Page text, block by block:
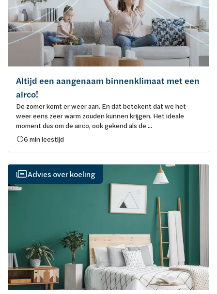
Altijd een aangenaam binnenklimaat met een
airco!
De zomer komt er weer aan. En dat betekent dat we het
weer eens zeer warm zouden kunnen krijgen. Het ideale
moment dus om de airco, ook gekend als de ...
6 min leestijd
Advies over koeling